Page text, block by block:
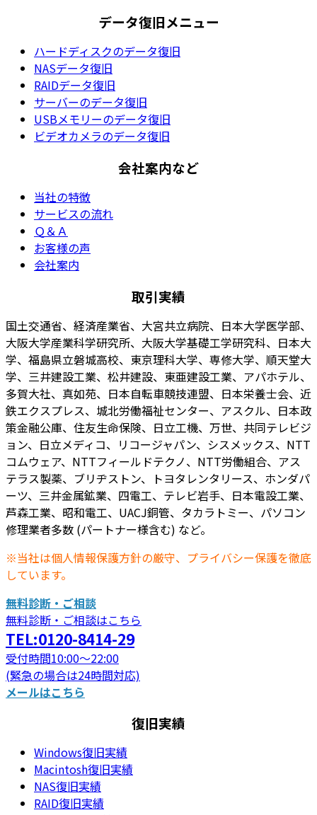
データ復旧メニュー
ハードディスクのデータ復旧
NASデータ復旧
RAIDデータ復旧
サーバーのデータ復旧
USBメモリーのデータ復旧
ビデオカメラのデータ復旧
会社案内など
当社の特徴
サービスの流れ
Ｑ＆Ａ
お客様の声
会社案内
取引実績
国土交通省、経済産業省、大宮共立病院、日本大学医学部、
大阪大学産業科学研究所、大阪大学基礎工学研究科、日本大
学、福島県立磐城高校、東京理科大学、専修大学、順天堂大
学、三井建設工業、松井建設、東亜建設工業、アパホテル、
多賀大社、真如苑、日本自転車競技連盟、日本栄養士会、近
鉄エクスプレス、城北労働福祉センター、アスクル、日本政
策金融公庫、住友生命保険、日立工機、万世、共同テレビジ
ョン、日立メディコ、リコージャパン、シスメックス、NTT
コムウェア、NTTフィールドテクノ、NTT労働組合、アス
テラス製薬、ブリヂストン、トヨタレンタリース、ホンダパ
ーツ、三井金属鉱業、四電工、テレビ岩手、日本電設工業、
芦森工業、昭和電工、UACJ銅管、タカラトミー、パソコン
修理業者多数 (パートナー様含む) など。
※当社は個人情報保護方針の厳守、プライバシー保護を徹底
しています。
無料診断・ご相談
無料診断・ご相談はこちら
TEL:0120-8414-29
受付時間10:00～22:00
(緊急の場合は24時間対応)
メールはこちら
復旧実績
Windows復旧実績
Macintosh復旧実績
NAS復旧実績
RAID復旧実績